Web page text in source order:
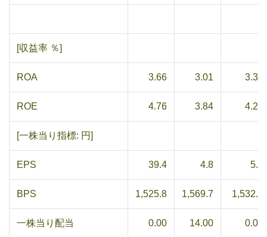
[収益率 ％]
ROA 3.66 3.01 3.31
ROE 4.76 3.84 4.23
[一株当り指標: 円]
EPS 39.4 4.8 5.7
BPS 1,525.8 1,569.7 1,532.0
一株当り配当 0.00 14.00 0.00